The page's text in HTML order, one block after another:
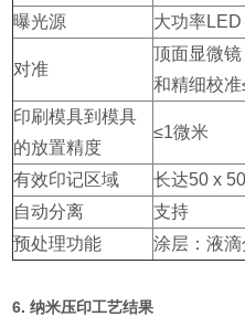
曝光源
大功率LED
对准
顶面显微
和精细校
印刷模具到模具
的放置精度
≤1微米
有效印记区域
长达50 x
自动分离
支持
预处理功能
涂层：液滴
6. 纳米压印工艺结果